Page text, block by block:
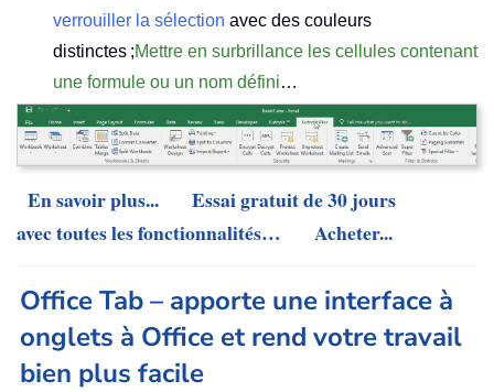
verrouiller la sélection avec des couleurs
distinctes ;Mettre en surbrillance les cellules contenant
une formule ou un nom défini…
En savoir plus...
Essai gratuit de 30 jours
avec toutes les fonctionnalités…
Acheter...
Office Tab – apporte une interface à
onglets à Office et rend votre travail
bien plus facile